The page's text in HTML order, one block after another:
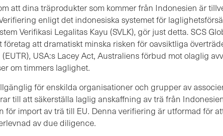
att dina träprodukter som kommer från Indonesien är
enligt det indonesiska systemet för
Verifikasi Legalitas Kayu (SVLK), gör just detta. SCS
att dramatiskt minska risken för oavsiktliga
USA:s Lacey Act, Australiens förbud mot olaglig
om timmers laglighet.
för enskilda organisationer och grupper av
till att säkerställa laglig anskaffning av trä från
för import av trä till EU. Denna verifiering är utformad för
av due diligence.